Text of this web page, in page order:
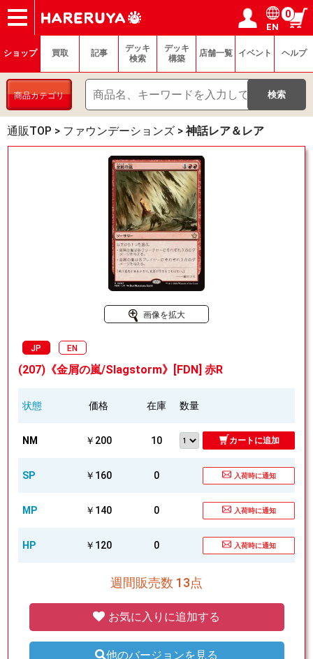
ショップ
買取
記事
デッキ検索
デッキ構築
選手一覧
店舗一覧
イベント
ヘルプ
お問い合わせ ログイン／会員登録
マイページ
EN
0
ショップ 買取 記事
デッキ
検索
デッキ
構築
店舗一覧 イベント ヘルプ
商品カテゴリ
通販TOP > ファウンデーションズ > 神話レア＆レア
画像を拡大
JP EN
(207)《金屑の嵐/Slagstorm》[FDN] 赤R
状態 価格 在庫 数量
NM ￥200 10 カートに追加
SP ￥160 0 入荷時に通知
MP ￥140 0 入荷時に通知
HP ￥120 0 入荷時に通知
週間販売数 13点
お気に入りに追加する
他のバージョンを見る